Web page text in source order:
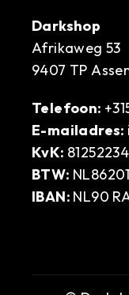
Darkshop
Afrikaweg 53
9407 TP
Telefoon:
E-mailadres:
KvK: 81252234
BTW:
IBAN: NL90